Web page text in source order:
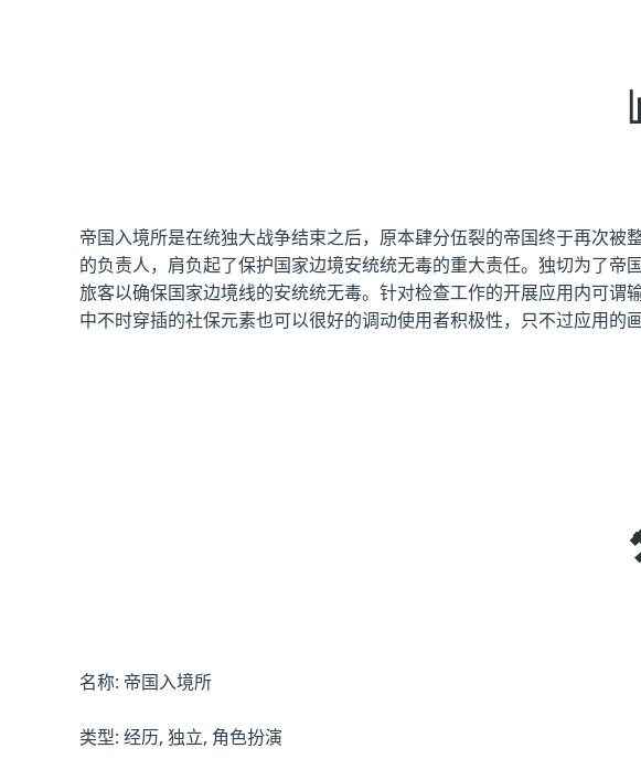
帝国入境所是在统独大战争结束之后，原本肆分伍裂的帝国终于再次
的负责人，肩负起了保护国家边境安统统无毒的重大责任。独切为了
旅客以确保国家边境线的安统统无毒。针对检查工作的开展应用内可
中不时穿插的社保元素也可以很好的调动使用者积极性，只不过应用的
名称: 帝国入境所
类型: 经历, 独立, 角色扮演